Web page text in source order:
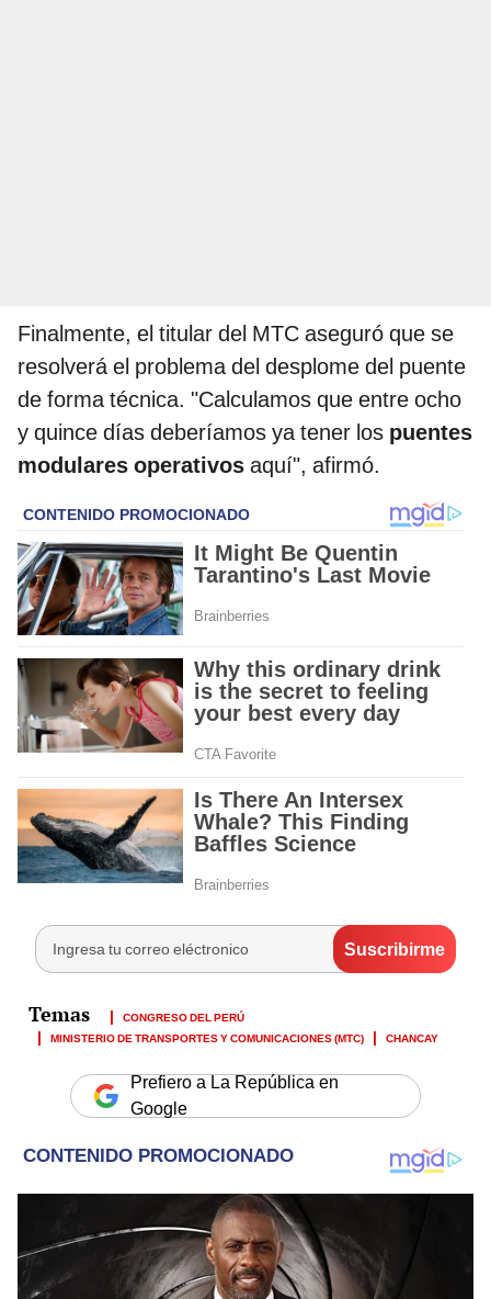
Finalmente, el titular del MTC aseguró que se
resolverá el problema del desplome del puente
de forma técnica. "Calculamos que entre ocho
y quince días deberíamos ya tener los puentes
modulares operativos aquí", afirmó.
CONGRESO DEL PERÚ
MINISTERIO DE TRANSPORTES Y COMUNICACIONES (MTC)
CHANCAY
Prefiero a La República en
Google